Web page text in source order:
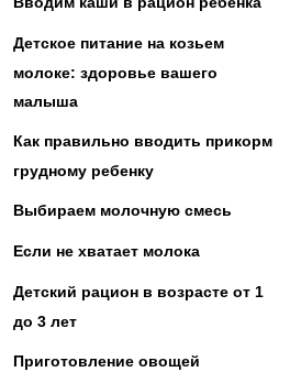
Детское питание на козьем
молоке: здоровье вашего
малыша
Как правильно вводить прикорм
грудному ребенку
Выбираем молочную смесь
Если не хватает молока
Детский рацион в возрасте от 1
до 3 лет
Приготовление овощей